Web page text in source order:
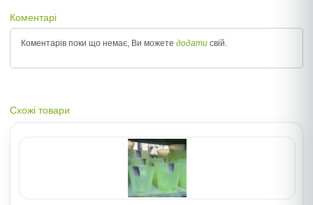
Коментарі
Коментарів поки що немає, Ви можете додати свій.
Схожі товари